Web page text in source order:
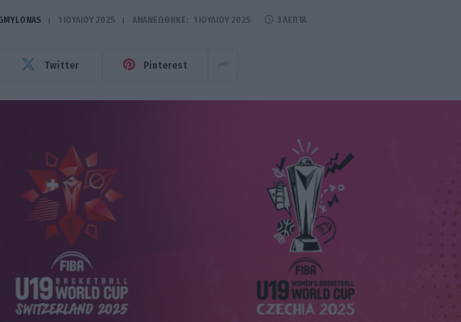
1 ΙΟΥΛΊΟΥ 2025 ΑΝΑΝΕΏΘΗΚΕ: 1 ΙΟΥΛΊΟΥ 2025 3 ΛΕΠΤΆ
Twitter Pinterest